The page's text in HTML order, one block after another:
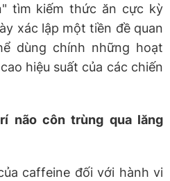
tìm kiếm thức ăn cực kỳ
xác lập một tiền đề quan
dùng chính những hoạt
hiệu suất của các chiến
não côn trùng qua lăng
caffeine đối với hành vi